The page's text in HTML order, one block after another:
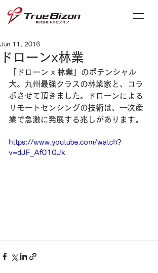
ドローンx林業
Jun 11, 2016
「ドローン x 林業」のポテンシャル
大。九州最強クラスの林業家と、コラ
ボさせて頂きました。ドローンによる
リモートセンシングの技術は、一次産
業で急激に発展する兆しがあります。
https://www.youtube.com/watch?
v=dJF_Af010Jk